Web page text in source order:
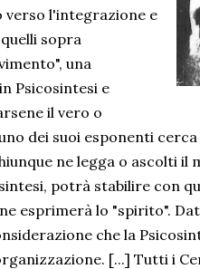
verso l'integrazione e
sopra
una
Psicosintesi e
il vero o
dei suoi esponenti
ne legga o ascolti il
potrà stabilire con
esprimerà lo "spirito".
che la
[...] Tutti i